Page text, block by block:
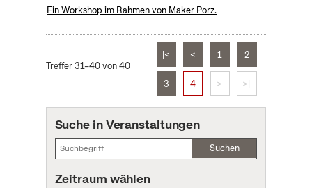
Ein Workshop im Rahmen von Maker Porz.
Treffer 31–40 von 40
|< < 1 2
3 4 > >|
Suche in Veranstaltungen
Suchen
Zeitraum wählen